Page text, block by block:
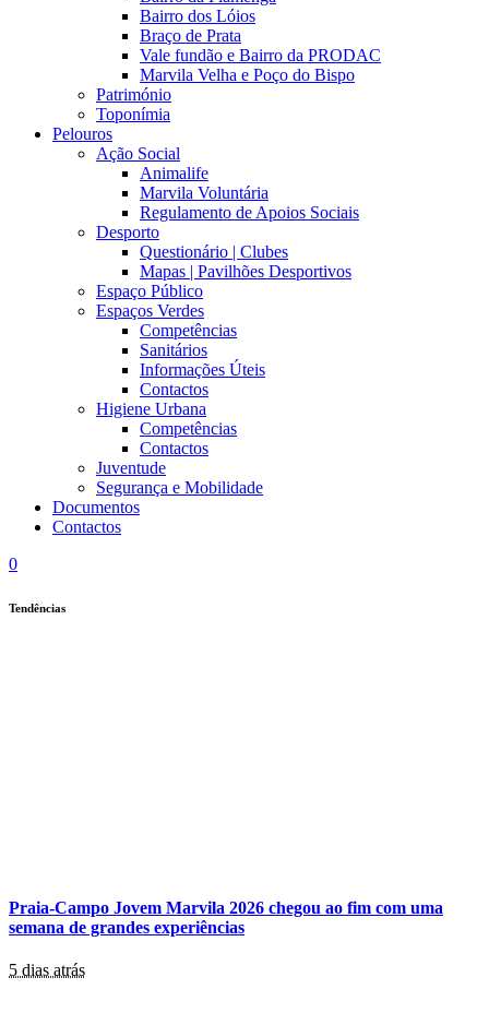
Bairro dos Lóios
Braço de Prata
Vale fundão e Bairro da PRODAC
Marvila Velha e Poço do Bispo
Património
Toponímia
Pelouros
Ação Social
Animalife
Marvila Voluntária
Regulamento de Apoios Sociais
Desporto
Questionário | Clubes
Mapas | Pavilhões Desportivos
Espaço Público
Espaços Verdes
Competências
Sanitários
Informações Úteis
Contactos
Higiene Urbana
Competências
Contactos
Juventude
Segurança e Mobilidade
Documentos
Contactos
0
Tendências
Praia-Campo Jovem Marvila 2026 chegou ao fim com uma
semana de grandes experiências
5 dias atrás